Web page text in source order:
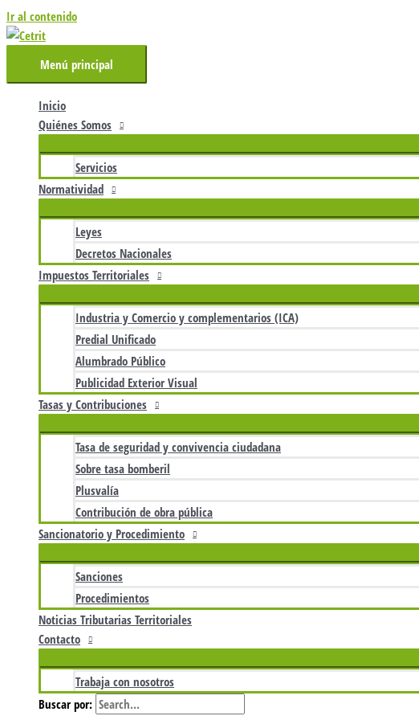
Ir al contenido
Menú principal
Inicio
Quiénes Somos
Servicios
Normatividad
Leyes
Decretos Nacionales
Impuestos Territoriales
Industria y Comercio y complementarios (ICA)
Predial Unificado
Alumbrado Público
Publicidad Exterior Visual
Tasas y Contribuciones
Tasa de seguridad y convivencia ciudadana
Sobre tasa bomberil
Plusvalía
Contribución de obra pública
Sancionatorio y Procedimiento
Sanciones
Procedimientos
Noticias Tributarias Territoriales
Contacto
Trabaja con nosotros
Buscar por: